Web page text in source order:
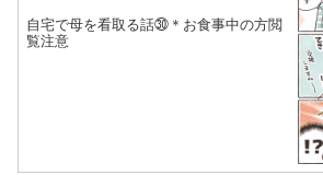
自宅で母を看取る話㉚＊お食事中の方閲
覧注意